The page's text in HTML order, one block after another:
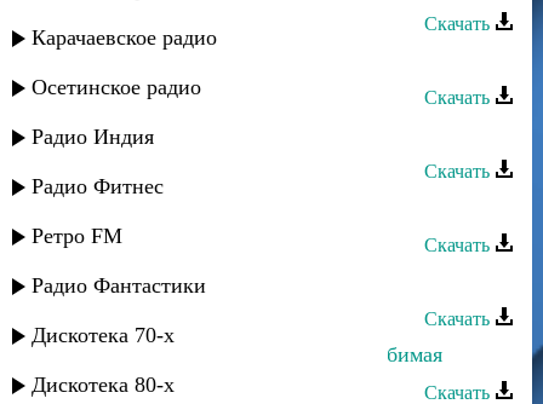
Карачаевское радио
Осетинское радио
Радио Индия
Радио Фитнес
Ретро FM
Радио Фантастики
Дискотека 70-х
Дискотека 80-х
Скачать
Скачать
Руслан Аджиев - Любимая
Скачать
Скачать
Карим Кадинаев - Где ты любимая
Скачать
Назир Джамалудинов - Отчего, любимая
Скачать